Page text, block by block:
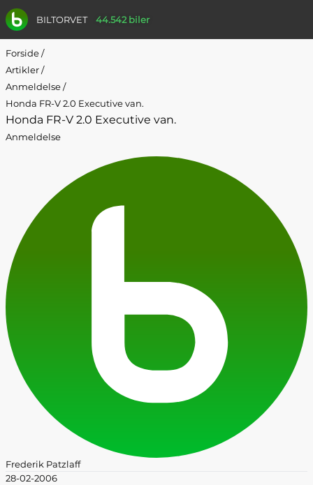
BILTORVET 44.542 biler
Forside/
Artikler/
Anmeldelse/
Honda FR-V 2.0 Executive van.
Honda FR-V 2.0 Executive van.
Anmeldelse
Frederik Patzlaff
28-02-2006